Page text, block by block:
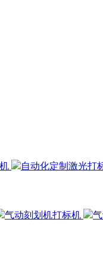
自动化定制激光打
气动刻划机打标机